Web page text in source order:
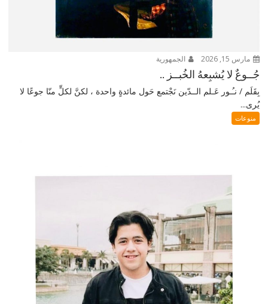
مارس 15, 2026 الجمهورية
جُــوعٌ لا يُشبِعهُ الخُبــز ..
بِقَلَم / نـُـور عَـلم الــدّين نَجْتمع حَول مائدةٍ واحدة ، لكنَّ لكلٍّ منّا جوعًا لا
يُرى...
منوعات